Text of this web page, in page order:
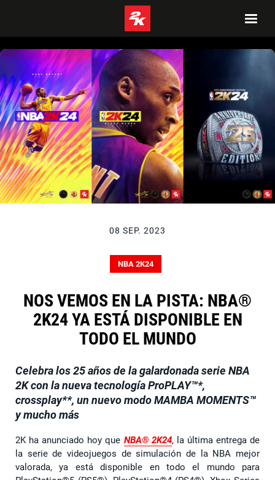
08 SEP. 2023
NBA 2K24
NOS VEMOS EN LA PISTA: NBA®
2K24 YA ESTÁ DISPONIBLE EN
TODO EL MUNDO
Celebra los 25 años de la galardonada serie NBA
2K con la nueva tecnología ProPLAY™*,
crossplay**, un nuevo modo MAMBA MOMENTS™
y mucho más
2K ha anunciado hoy que NBA® 2K24, la última entrega de
la serie de videojuegos de simulación de la NBA mejor
valorada, ya está disponible en todo el mundo para